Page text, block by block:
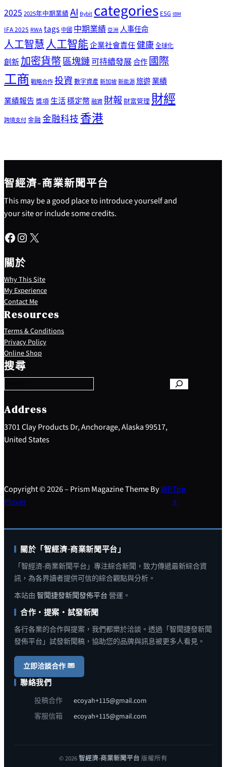
20252025年中期業績AI Bybitcategories ESG IBM
IFA 2025 RWAtags 中國 中期業績 亞洲 人事任命
人工智慧人工智能企業社會責任健康全球化
創新加密貨幣區塊鏈可持續發展合作國際
工商 戰略合作投資數字資產新加坡新能源旅遊業績
業績報告 獎項生活穩定幣融資 財報 財富管理財經
跨境支付金融 金融科技香港
智經濟-商業新聞平台
This may be a good place to introduce yourself and
your site or include some credits.
Facebook Instagram X
關於
Why This Site
My Experience
Contact Me
Resources
Terms & Conditions
Privacy Policy
Online Shop
搜尋
S
e
a
c
h
Address
3701 Clay Products Dr, Anchorage, Alaska 99517,
United States
Copyright © 2026 – Prism Magazine Theme ByWP
Plover
Top
↑
關於「智經濟-商業新聞平台」
「智經濟-商業新聞平台」專注綜合新聞，致力傳遞最新綜合資
訊，為各界讀者提供可信的綜合觀點與分析。
本站由 智聞捷發新聞發佈平台 營運。
合作・提案・試發新聞
各行各業的合作與提案，我們都樂於洽談。透過「智聞捷發新聞
發佈平台」試發新聞稿，協助您的品牌與訊息被更多人看見。
立即洽談合作
聯絡我們
投稿合作
ecoyah+115@gmail.com
客服信箱
ecoyah+115@gmail.com
© 2026智經濟-商業新聞平台 版權所有